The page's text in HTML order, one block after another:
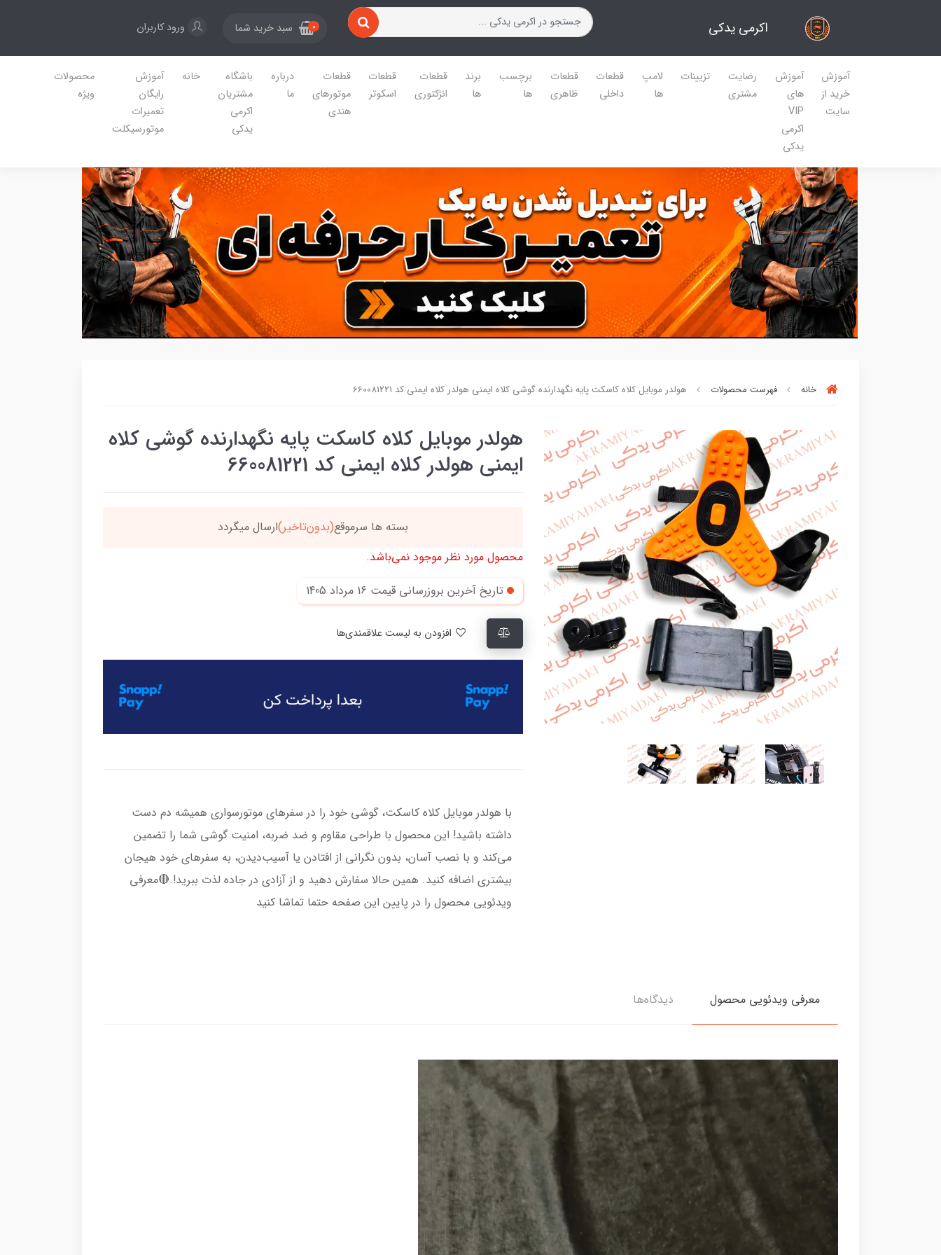
اکرمی یدکی 0 سبد خرید شما ورود کاربران
آموزش
خرید از
سایت
آموزش
های
VIP
اکرمی
یدکی
رضایت
مشتری
تزیینات
لامپ
ها
قطعات
داخلی
قطعات
ظاهری
برچسب
ها
برند
ها
قطعات
انژکتوری
قطعات
اسکوتر
قطعات
موتورهای
هندی
درباره
ما
باشگاه
مشتریان
اکرمی
یدکی
خانه
آموزش
رایگان
تعمیرات
موتورسیکلت
محصولات
ویژه
خانه فهرست محصولات هولدر موبایل کلاه کاسکت پایه نگهدارنده گوشی کلاه ایمنی هولدر کلاه ایمنی کد 660081221
هولدر موبایل کلاه کاسکت پایه نگهدارنده گوشی کلاه
ایمنی هولدر کلاه ایمنی کد 660081221
90٪ خریداران ،از این محصول راضی بودن بسته ها سرموقع(بدون‌تاخیر)ارسال میگردد
محصول مورد نظر موجود نمی‌باشد.
تاریخ آخرین بروزرسانی قیمت 16 مرداد 1405
با هولدر موبایل کلاه کاسکت، گوشی خود را در سفرهای موتورسواری همیشه دم دست
داشته باشید! این محصول با طراحی مقاوم و ضد ضربه، امنیت گوشی شما را تضمین
می‌کند و با نصب آسان، بدون نگرانی از افتادن یا آسیب‌دیدن، به سفرهای خود هیجان
بیشتری اضافه کنید. همین حالا سفارش دهید و از آزادی در جاده لذت ببرید!.🔴معرفی
ویدئویی محصول را در پایین این صفحه حتما تماشا کنید
معرفی ویدئویی محصول دیدگاه‌ها